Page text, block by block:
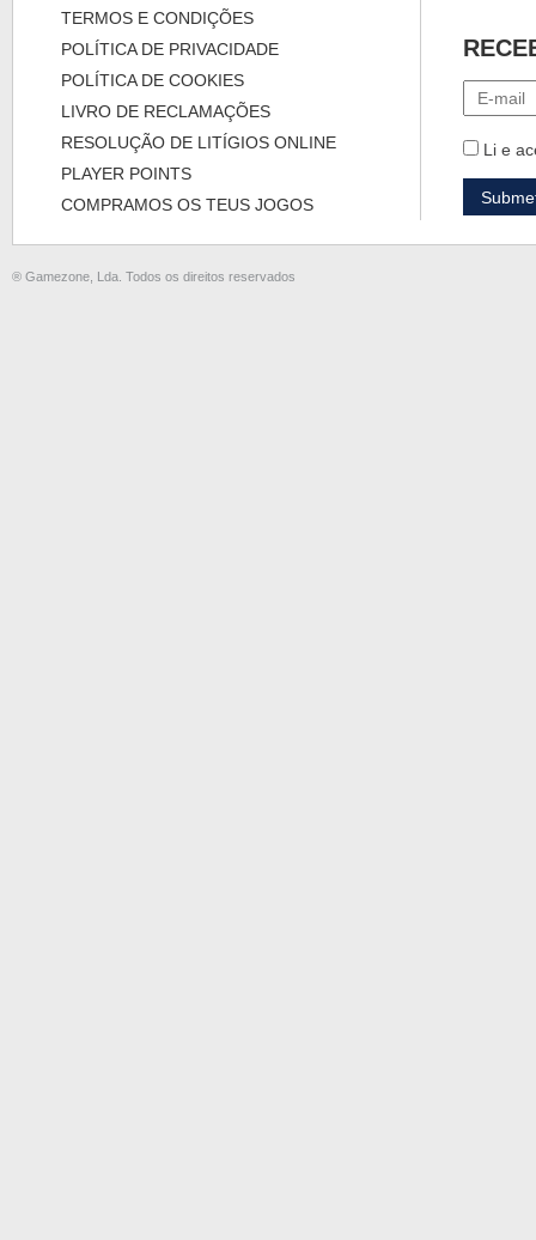
TERMOS E CONDIÇÕES
POLÍTICA DE PRIVACIDADE
POLÍTICA DE COOKIES
LIVRO DE RECLAMAÇÕES
RESOLUÇÃO DE LITÍGIOS ONLINE
PLAYER POINTS
COMPRAMOS OS TEUS JOGOS
Li e
® Gamezone, Lda. Todos os direitos reservados